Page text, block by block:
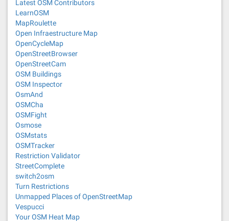
Latest OSM Contributors
LearnOSM
MapRoulette
Open Infraestructure Map
OpenCycleMap
OpenStreetBrowser
OpenStreetCam
OSM Buildings
OSM Inspector
OsmAnd
OSMCha
OSMFight
Osmose
OSMstats
OSMTracker
Restriction Validator
StreetComplete
switch2osm
Turn Restrictions
Unmapped Places of OpenStreetMap
Vespucci
Your OSM Heat Map